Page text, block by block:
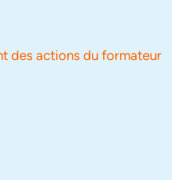
des actions du formateur